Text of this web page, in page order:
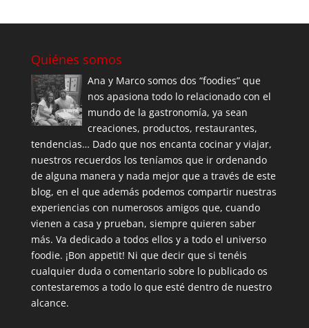
Quiénes somos
Ana y Marco somos dos “foodies” que
nos apasiona todo lo relacionado con el
mundo de la gastronomía, ya sean
creaciones, productos, restaurantes,
tendencias… Dado que nos encanta cocinar y viajar,
nuestros recuerdos los teníamos que ir ordenando
de alguna manera y nada mejor que a través de este
blog, en el que además podemos compartir nuestras
experiencias con numerosos amigos que, cuando
vienen a casa y prueban, siempre quieren saber
más. Va dedicado a todos ellos y a todo el universo
foodie. ¡Bon appetit! Ni que decir que si tenéis
cualquier duda o comentario sobre lo publicado os
contestaremos a todo lo que esté dentro de nuestro
alcance.